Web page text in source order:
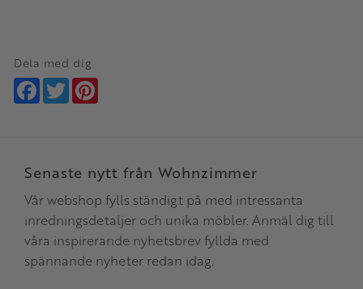
Dela med dig
Facebook
Twitter
Senaste nytt från Wohnzimmer
Vår webshop fylls ständigt på med intressanta
inredningsdetaljer och unika möbler. Anmäl dig till
våra inspirerande nyhetsbrev fyllda med
spännande nyheter redan idag.